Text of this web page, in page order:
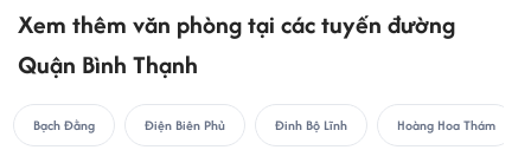
Xem thêm văn phòng tại các tuyến đường
Quận Bình Thạnh
Bạch Đằng Điện Biên Phủ Đinh Bộ Lĩnh Hoàng Hoa Thám